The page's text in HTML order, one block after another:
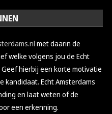
met daarin de
welke volgens jou de Echt
hierbij een korte motivatie
kandidaat. Echt Amsterdams
en laat weten of de
een erkenning.